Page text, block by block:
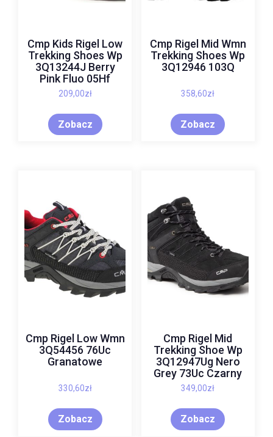
Cmp Kids Rigel Low
Trekking Shoes Wp
3Q13244J Berry
Pink Fluo 05Hf
209,00zł
Zobacz
Cmp Rigel Mid Wmn
Trekking Shoes Wp
3Q12946 103Q
358,60zł
Zobacz
Cmp Rigel Low Wmn
3Q54456 76Uc
Granatowe
330,60zł
Zobacz
Cmp Rigel Mid
Trekking Shoe Wp
3Q12947Ug Nero
Grey 73Uc Czarny
349,00zł
Zobacz